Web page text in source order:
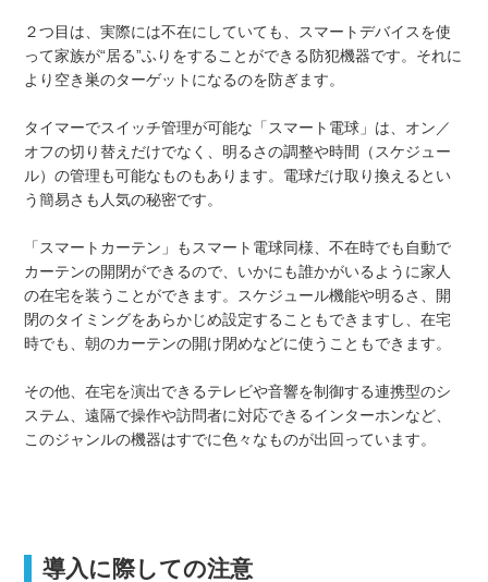
２つ目は、実際には不在にしていても、スマートデバイスを使
って家族が“居る”ふりをすることができる防犯機器です。それに
より空き巣のターゲットになるのを防ぎます。
タイマーでスイッチ管理が可能な「スマート電球」は、オン／
オフの切り替えだけでなく、明るさの調整や時間（スケジュー
ル）の管理も可能なものもあります。電球だけ取り換えるとい
う簡易さも人気の秘密です。
「スマートカーテン」もスマート電球同様、不在時でも自動で
カーテンの開閉ができるので、いかにも誰かがいるように家人
の在宅を装うことができます。スケジュール機能や明るさ、開
閉のタイミングをあらかじめ設定することもできますし、在宅
時でも、朝のカーテンの開け閉めなどに使うこともできます。
その他、在宅を演出できるテレビや音響を制御する連携型のシ
ステム、遠隔で操作や訪問者に対応できるインターホンなど、
このジャンルの機器はすでに色々なものが出回っています。
導入に際しての注意